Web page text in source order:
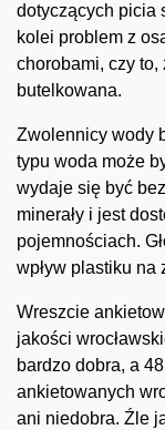
dotyczących picia
kolei problem z
chorobami, czy to,
butelkowana.
Zwolennicy wody
typu woda może
wydaje się być
minerały i jest
pojemnościach.
wpływ plastiku na
Wreszcie
jakości
bardzo dobra, a
ankietowanych
ani niedobra. Źle